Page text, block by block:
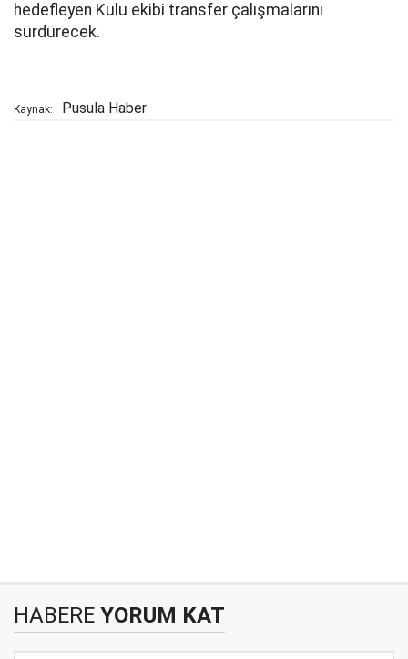
hedefleyen Kulu ekibi transfer çalışmalarını
sürdürecek.
Kaynak: Pusula Haber
HABERE YORUM KAT